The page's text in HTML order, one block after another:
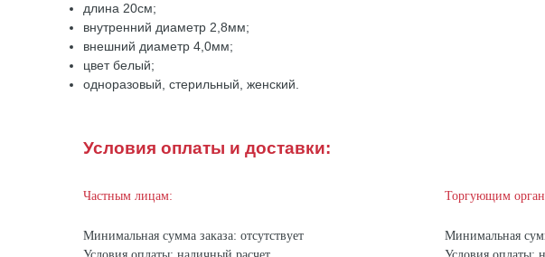
длина 20см;
внутренний диаметр 2,8мм;
внешний диаметр 4,0мм;
цвет белый;
одноразовый, стерильный, женский.
Условия оплаты и доставки:
Частным лицам:
Минимальная сумма заказа: отсутствует
Торгующим
Минимальная